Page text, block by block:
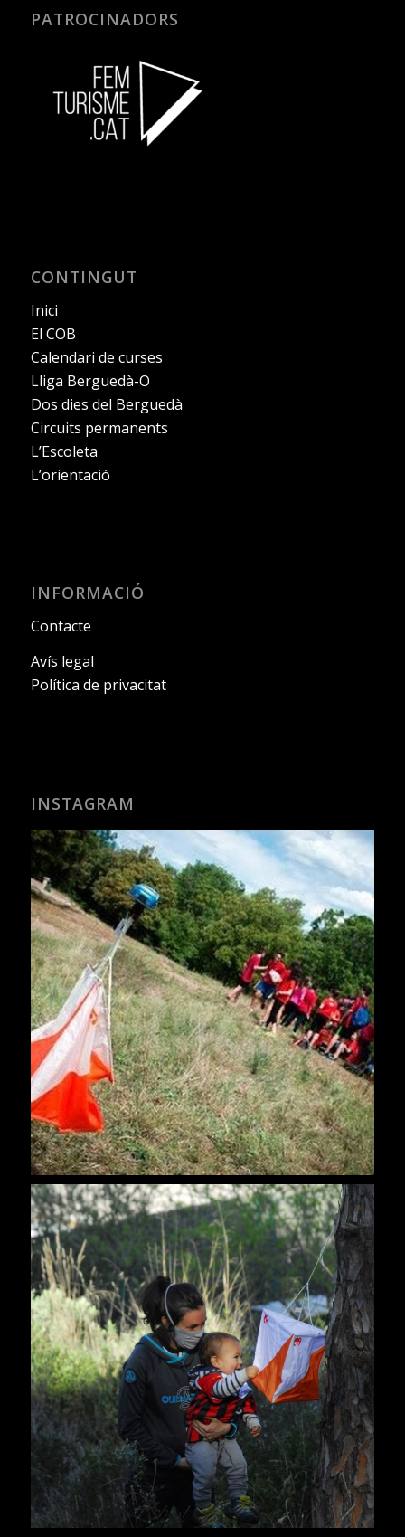
PATROCINADORS
CONTINGUT
Inici
El COB
Calendari de curses
Lliga Berguedà-O
Dos dies del Berguedà
Circuits permanents
L’Escoleta
L’orientació
INFORMACIÓ
Contacte
Avís legal
Política de privacitat
INSTAGRAM